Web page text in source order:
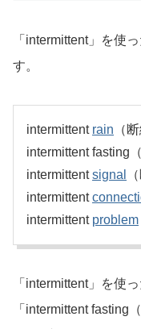
「intermittent」を使
す。
intermittent rain （
intermittent fasting
intermittentsignal
intermittent
intermittent problem
「intermittent」を使
「intermittent fasting